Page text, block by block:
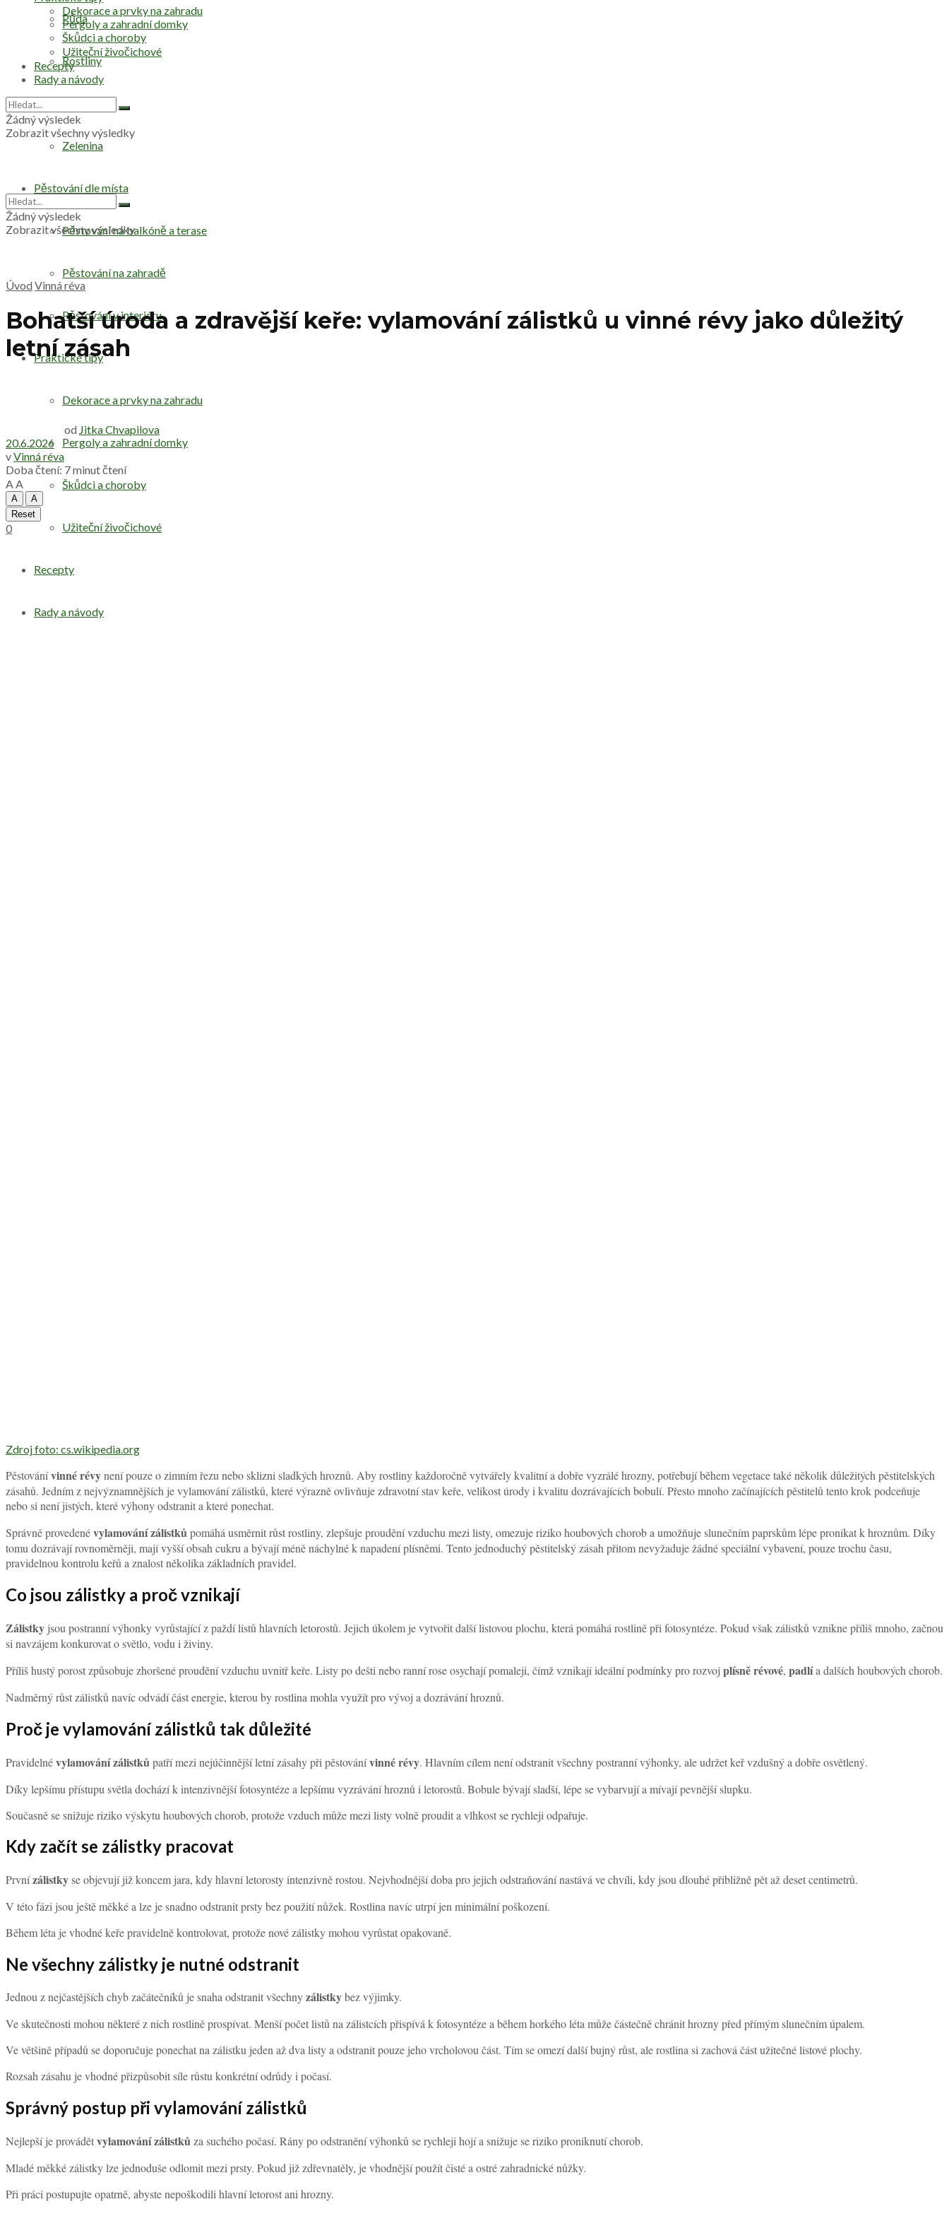
Půda
Rostliny
Zelenina
Pěstování dle místa
Pěstování na balkóně a terase
Pěstování na zahradě
Pěstování v interiéru
Praktické tipy
Dekorace a prvky na zahradu
Pergoly a zahradní domky
Škůdci a choroby
Užiteční živočichové
Recepty
Rady a návody
Dekorace a prvky na zahradu
Pergoly a zahradní domky
Škůdci a choroby
Užiteční živočichové
Recepty
Rady a návody
Žádný výsledek
Zobrazit všechny výsledky
Žádný výsledek
Zobrazit všechny výsledky
Úvod Vinná réva
Bohatší úroda a zdravější keře: vylamování zálistků u vinné révy jako důležitý
letní zásah
od Jitka Chvapilova
20.6.2026
vVinná réva
Doba čtení: 7 minut čtení
AA
A
A
Reset
0
Zdroj foto: cs.wikipedia.org
Pěstovánívinné révynení pouze o zimním řezu nebo sklizni sladkých hroznů. Aby rostliny každoročně vytvářely kvalitní a dobře vyzrálé hrozny, potřebují během vegetace také několik důležitých pěstitelských
zásahů. Jedním z nejvýznamnějších je vylamování zálistků, které výrazně ovlivňuje zdravotní stav keře, velikost úrody i kvalitu dozrávajících bobulí. Přesto mnoho začínajících pěstitelů tento krok podceňuje
nebo si není jistých, které výhony odstranit a které ponechat.
Správně provedenévylamování zálistkůpomáhá usměrnit růst rostliny, zlepšuje proudění vzduchu mezi listy, omezuje riziko houbových chorob a umožňuje slunečním paprskům lépe pronikat k hroznům. Díky
tomu dozrávají rovnoměrněji, mají vyšší obsah cukru a bývají méně náchylné k napadení plísněmi. Tento jednoduchý pěstitelský zásah přitom nevyžaduje žádné speciální vybavení, pouze trochu času,
pravidelnou kontrolu keřů a znalost několika základních pravidel.
Co jsou zálistky a proč vznikají
Zálistky jsou postranní výhonky vyrůstající z paždí listů hlavních letorostů. Jejich úkolem je vytvořit další listovou plochu, která pomáhá rostlině při fotosyntéze. Pokud však zálistků vznikne příliš mnoho, začnou
si navzájem konkurovat o světlo, vodu i živiny.
Příliš hustý porost způsobuje zhoršené proudění vzduchu uvnitř keře. Listy po dešti nebo ranní rose osychají pomaleji, čímž vznikají ideální podmínky pro rozvoj plísně révové, padlía dalších houbových chorob.
Nadměrný růst zálistků navíc odvádí část energie, kterou by rostlina mohla využít pro vývoj a dozrávání hroznů.
Proč je vylamování zálistků tak důležité
Pravidelnévylamování zálistků patří mezi nejúčinnější letní zásahy při pěstovánívinné révy. Hlavním cílem není odstranit všechny postranní výhonky, ale udržet keř vzdušný a dobře osvětlený.
Díky lepšímu přístupu světla dochází k intenzivnější fotosyntéze a lepšímu vyzrávání hroznů i letorostů. Bobule bývají sladší, lépe se vybarvují a mívají pevnější slupku.
Současně se snižuje riziko výskytu houbových chorob, protože vzduch může mezi listy volně proudit a vlhkost se rychleji odpařuje.
Kdy začít se zálistky pracovat
Prvnízálistkyse objevují již koncem jara, kdy hlavní letorosty intenzivně rostou. Nejvhodnější doba pro jejich odstraňování nastává ve chvíli, kdy jsou dlouhé přibližně pět až deset centimetrů.
V této fázi jsou ještě měkké a lze je snadno odstranit prsty bez použití nůžek. Rostlina navíc utrpí jen minimální poškození.
Během léta je vhodné keře pravidelně kontrolovat, protože nové zálistky mohou vyrůstat opakovaně.
Ne všechny zálistky je nutné odstranit
Jednou z nejčastějších chyb začátečníků je snaha odstranit všechnyzálistkybez výjimky.
Ve skutečnosti mohou některé z nich rostlině prospívat. Menší počet listů na zálistcích přispívá k fotosyntéze a během horkého léta může částečně chránit hrozny před přímým slunečním úpalem.
Ve většině případů se doporučuje ponechat na zálistku jeden až dva listy a odstranit pouze jeho vrcholovou část. Tím se omezí další bujný růst, ale rostlina si zachová část užitečné listové plochy.
Rozsah zásahu je vhodné přizpůsobit síle růstu konkrétní odrůdy i počasí.
Správný postup při vylamování zálistků
Nejlepší je provádětvylamování zálistků za suchého počasí. Rány po odstranění výhonků se rychleji hojí a snižuje se riziko proniknutí chorob.
Mladé měkké zálistky lze jednoduše odlomit mezi prsty. Pokud již zdřevnatěly, je vhodnější použít čisté a ostré zahradnické nůžky.
Při práci postupujte opatrně, abyste nepoškodili hlavní letorost ani hrozny.